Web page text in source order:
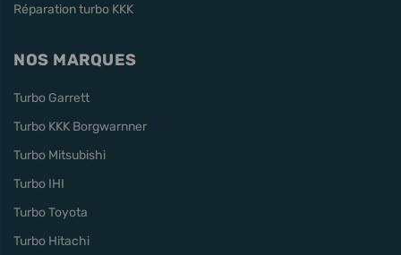
Réparation turbo KKK
NOS MARQUES
Turbo Garrett
Turbo KKK Borgwarnner
Turbo Mitsubishi
Turbo IHI
Turbo Toyota
Turbo Hitachi